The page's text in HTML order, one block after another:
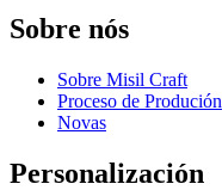
Sobre nós
Sobre Misil Craft
Proceso de Produción
Novas
Personalización